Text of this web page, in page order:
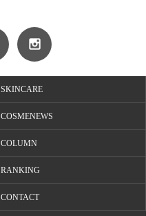
SKINCARE
COSMENEWS
COLUMN
RANKING
CONTACT